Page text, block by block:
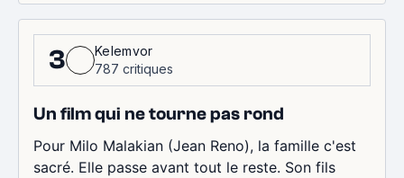
3
Kelemvor
787 critiques
Un film qui ne tourne pas rond
Pour Milo Malakian (Jean Reno), la famille c'est
sacré. Elle passe avant tout le reste. Son fils